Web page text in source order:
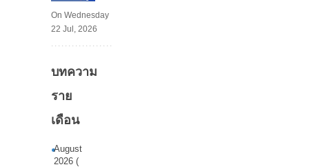
On Wednesday
22 Jul, 2026
บทความ
ราย
เดือน
August
2026 (